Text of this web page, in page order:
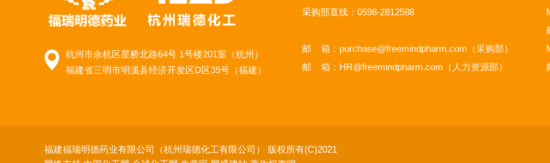
杭州市余杭区星桥北路64号 1号楼201室（杭州）
福建省三明市明溪县经济开发区D区39号（福建）
采购部直线：0598-2812588
邮 箱： purchase@freemindpharm.com （采购部）
邮 箱： HR@freemindpharm.com （人力资源部）
福建福瑞明德药业有限公司（杭州瑞德化工有限公司） 版权所有(C)2021